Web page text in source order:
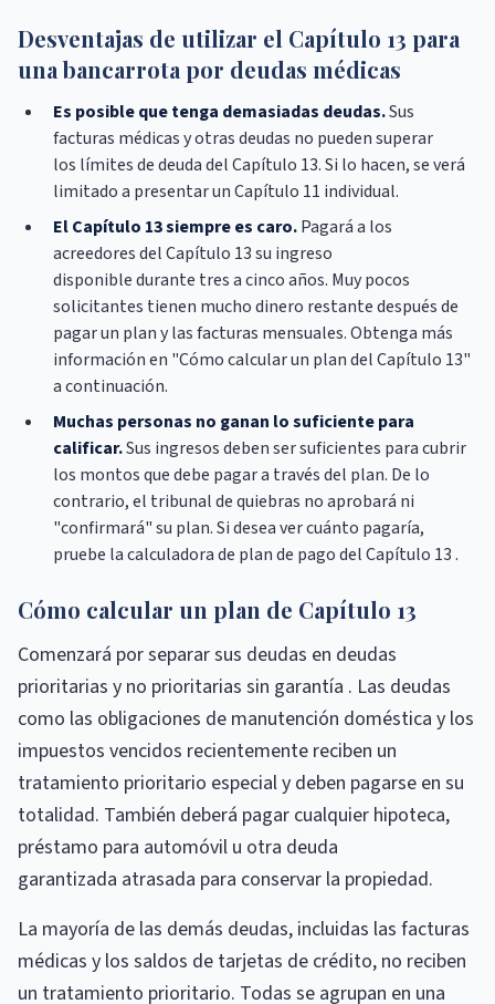
Desventajas de utilizar el Capítulo 13 para
una bancarrota por deudas médicas
Es posible que tenga demasiadas deudas.Sus
facturas médicas y otras deudas no pueden superar
los límites de deuda del Capítulo 13. Si lo hacen, se verá
limitado a presentar un Capítulo 11 individual.
El Capítulo 13 siempre es caro.Pagará a los
acreedores del Capítulo 13 su ingreso
disponible durante tres a cinco años. Muy pocos
solicitantes tienen mucho dinero restante después de
pagar un plan y las facturas mensuales. Obtenga más
información en "Cómo calcular un plan del Capítulo 13"
a continuación.
Muchas personas no ganan lo suficiente para
calificar.Sus ingresos deben ser suficientes para cubrir
los montos que debe pagar a través del plan. De lo
contrario, el tribunal de quiebras no aprobará ni
"confirmará" su plan. Si desea ver cuánto pagaría,
pruebe la calculadora de plan de pago del Capítulo 13 .
Cómo calcular un plan de Capítulo 13
Comenzará por separar sus deudas en deudas
prioritarias y no prioritarias sin garantía . Las deudas
como las obligaciones de manutención doméstica y los
impuestos vencidos recientemente reciben un
tratamiento prioritario especial y deben pagarse en su
totalidad. También deberá pagar cualquier hipoteca,
préstamo para automóvil u otra deuda
garantizada atrasada para conservar la propiedad.
La mayoría de las demás deudas, incluidas las facturas
médicas y los saldos de tarjetas de crédito, no reciben
un tratamiento prioritario. Todas se agrupan en una